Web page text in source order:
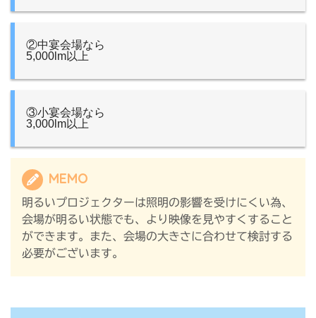
②中宴会場なら
5,000lm以上
③小宴会場なら
3,000lm以上
MEMO
明るいプロジェクターは照明の影響を受けにくい為、
会場が明るい状態でも、より映像を見やすくすること
ができます。また、会場の大きさに合わせて検討する
必要がございます。